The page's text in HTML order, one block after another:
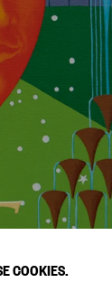
COOKIES.